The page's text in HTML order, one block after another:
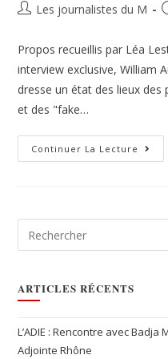
Les journalistes du M
Propos recueillis par Léa
interview exclusive, William
dresse un état des lieux
et des "fake…
Continuer La Lecture
ARTICLES RÉCENTS
L’ADIE : Rencontre avec Badja
Adjointe Rhône